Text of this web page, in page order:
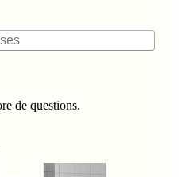
de questions.